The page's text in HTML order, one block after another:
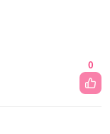
0